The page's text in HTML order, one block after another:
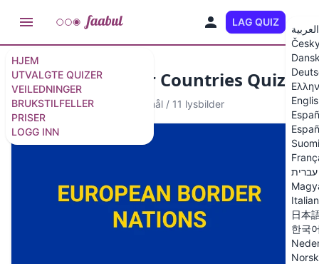
HJEM
UTVALGTE QUIZER
VEILEDNINGER
BRUKSTILFELLER
PRISER
LOGG INN
LAG QUIZ
العربية
Suomi
עברית
日本
한국
Norsk
European Border Countries Quiz
Fortalt quiz·Ingen spørsmål / 11 lysbilder